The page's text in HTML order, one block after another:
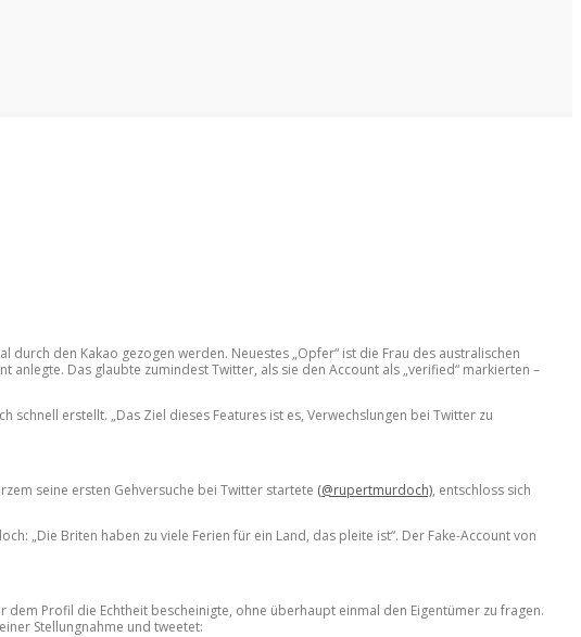
den Kakao gezogen werden. Neuestes „Opfer“ ist die Frau des australischen
Das glaubte zumindest Twitter, als sie den Account als „verified“ markierten –
erstellt. „Das Ziel dieses Features ist es, Verwechslungen bei Twitter zu
seine ersten Gehversuche bei Twitter startete (@rupertmurdoch), entschloss sich
„Die Briten haben zu viele Ferien für ein Land, das pleite ist“. Der Fake-Account von
Profil die Echtheit bescheinigte, ohne überhaupt einmal den Eigentümer zu fragen.
Stellungnahme und tweetet: